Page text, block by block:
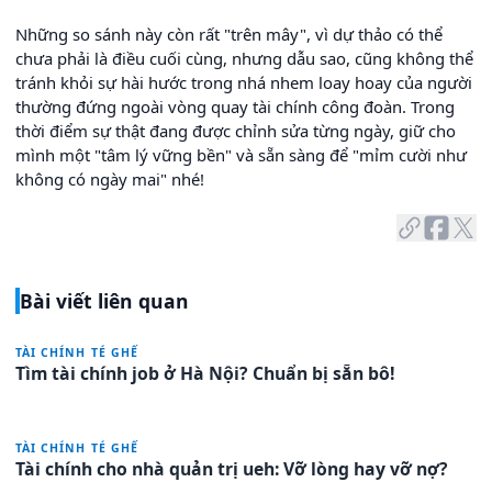
Những so sánh này còn rất "trên mây", vì dự thảo có thể
chưa phải là điều cuối cùng, nhưng dẫu sao, cũng không thể
tránh khỏi sự hài hước trong nhá nhem loay hoay của người
thường đứng ngoài vòng quay tài chính công đoàn. Trong
thời điểm sự thật đang được chỉnh sửa từng ngày, giữ cho
mình một "tâm lý vững bền" và sẵn sàng để "mỉm cười như
không có ngày mai" nhé!
Bài viết liên quan
TÀI CHÍNH TÉ GHẾ
Tìm tài chính job ở Hà Nội? Chuẩn bị sẵn bô!
TÀI CHÍNH TÉ GHẾ
Tài chính cho nhà quản trị ueh: Vỡ lòng hay vỡ nợ?